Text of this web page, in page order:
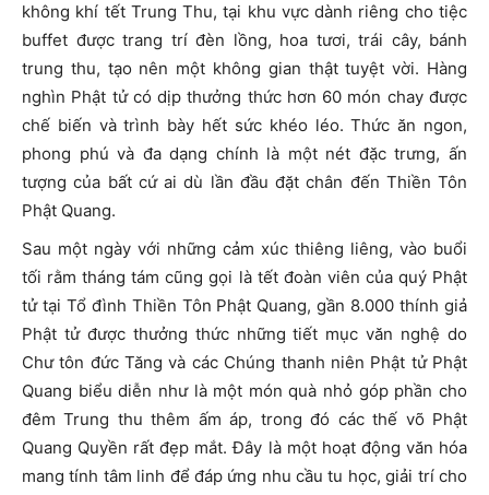
không khí tết Trung Thu, tại khu vực dành riêng cho tiệc
buffet được trang trí đèn lồng, hoa tươi, trái cây, bánh
trung thu, tạo nên một không gian thật tuyệt vời. Hàng
nghìn Phật tử có dịp thưởng thức hơn 60 món chay được
chế biến và trình bày hết sức khéo léo. Thức ăn ngon,
phong phú và đa dạng chính là một nét đặc trưng, ấn
tượng của bất cứ ai dù lần đầu đặt chân đến Thiền Tôn
Phật Quang.
Sau một ngày với những cảm xúc thiêng liêng, vào buổi
tối rằm tháng tám cũng gọi là tết đoàn viên của quý Phật
tử tại Tổ đình Thiền Tôn Phật Quang, gần 8.000 thính giả
Phật tử được thưởng thức những tiết mục văn nghệ do
Chư tôn đức Tăng và các Chúng thanh niên Phật tử Phật
Quang biểu diễn như là một món quà nhỏ góp phần cho
đêm Trung thu thêm ấm áp, trong đó các thế võ Phật
Quang Quyền rất đẹp mắt. Đây là một hoạt động văn hóa
mang tính tâm linh để đáp ứng nhu cầu tu học, giải trí cho